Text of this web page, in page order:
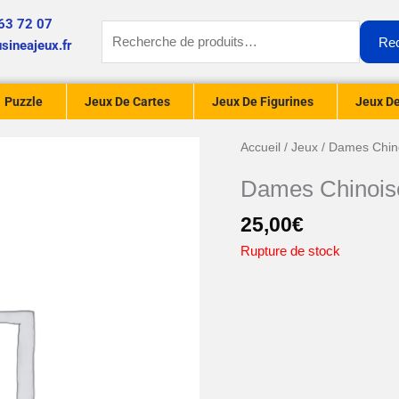
72 07
pour :
Puzzle Jeux De Cartes Jeux De Figurines Jeux
Accueil /Jeux / Dames
Dames
25,00€
Rupture de stock